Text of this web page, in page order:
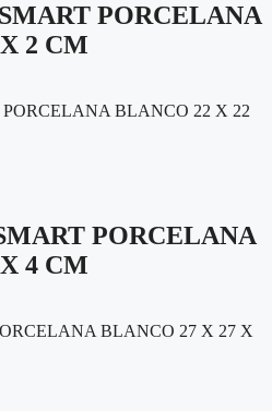
PORCELANA
2 CM
PORCELANA
4 CM